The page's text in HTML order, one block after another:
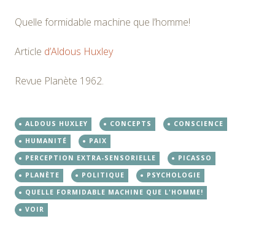
Quelle formidable machine que l’homme!
Article d’Aldous Huxley
Revue Planète 1962.
ALDOUS HUXLEY CONCEPTS
CONSCIENCE
HUMANITÉ
PAIX
PERCEPTION EXTRA-SENSORIELLE
PICASSO
PLANÈTE
POLITIQUE
PSYCHOLOGIE
QUELLE FORMIDABLE MACHINE QUE L'HOMME!
VOIR